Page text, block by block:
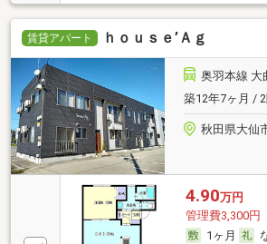
賃貸アパート ｈｏｕｓｅ’Ａｇ
奥羽本線 大
築12年7ヶ月 /
秋田県大仙
4.90万円
管理費3,300円
1ヶ月